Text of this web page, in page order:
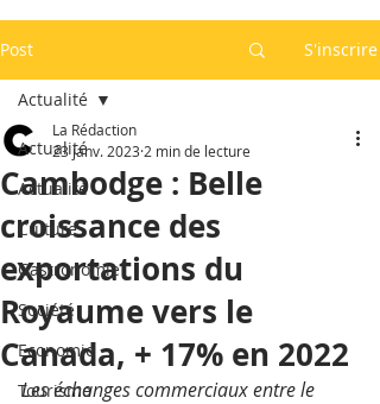
Post S'inscrire
Actualité
Actualité
Culture
Gastronomie
Société
Economie
Tourisme
Actualité
Cambodge : Belle
croissance des
exportations du
Royaume vers le
Canada, + 17% en 2022
La Rédaction
23 janv. 2023 2 min de lecture
Les échanges commerciaux entre le